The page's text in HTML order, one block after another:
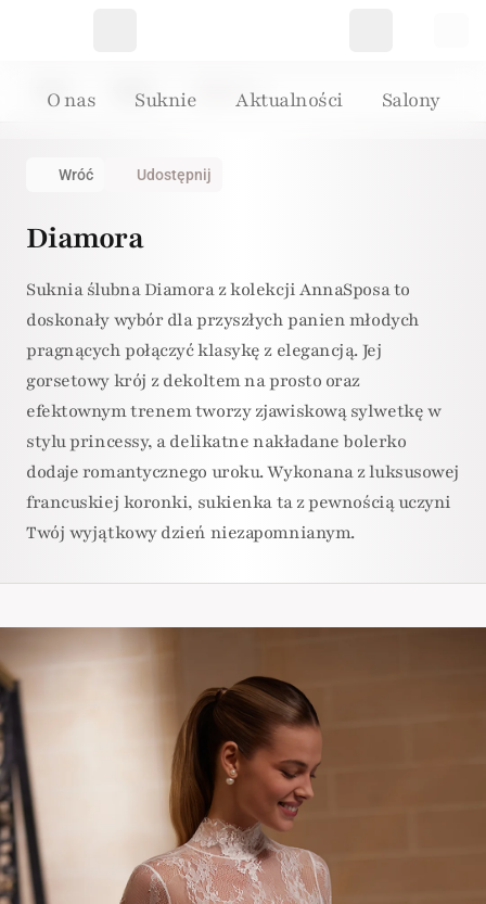
O nas Suknie Aktualności Salony
Home Suknie Suknia: 170
Wróć Udostępnij
Diamora
Suknia ślubna Diamora z kolekcji AnnaSposa to
doskonały wybór dla przyszłych panien młodych
pragnących połączyć klasykę z elegancją. Jej
gorsetowy krój z dekoltem na prosto oraz
efektownym trenem tworzy zjawiskową sylwetkę w
stylu princessy, a delikatne nakładane bolerko
dodaje romantycznego uroku. Wykonana z luksusowej
francuskiej koronki, sukienka ta z pewnością uczyni
Twój wyjątkowy dzień niezapomnianym.